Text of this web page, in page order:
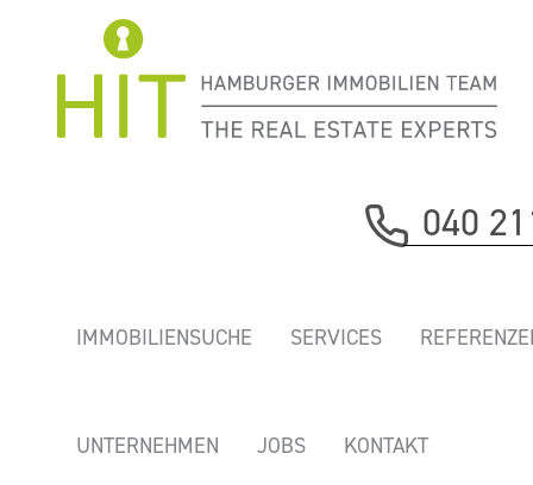
040
IMMOBILIENSUCHE SERVICES
UNTERNEHMEN JOBS KONTAKT
„HOLZHAFEN
BÜRO MIT